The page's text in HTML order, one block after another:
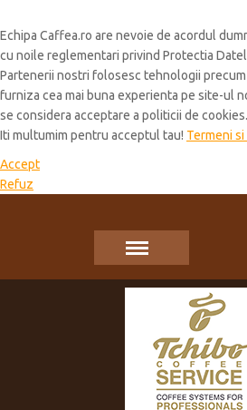
Echipa Caffea.ro are nevoie de acordul
cu noile reglementari privind Protectia
Partenerii nostri folosesc tehnologii
furniza cea mai buna experienta pe site-ul
se considera acceptare a politicii de cookies.
Iti multumim pentru acceptul tau! Termeni
Accept
Refuz